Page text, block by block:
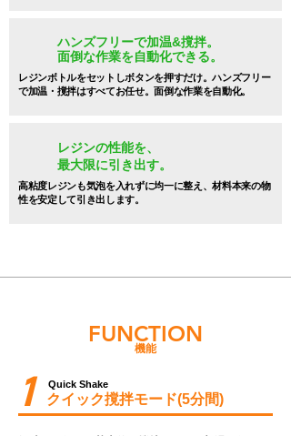
ハンズフリーで加温&撹拌。
面倒な作業を自動化できる。
レジンボトルをセットしボタンを押すだけ。ハンズフリー
で加温・撹拌はすべてお任せ。面倒な作業を自動化。​
レジンの性能を、
最大限に引き出す。
高粘度レジンも気泡を入れずに均一に整え、材料本来の物
性を安定して引き出します。
FUNCTION
機能
1 Quick Shake
クイック撹拌モード(5分間)